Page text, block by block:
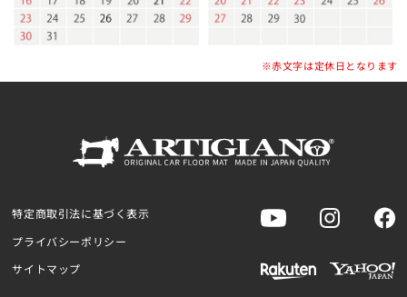
※赤文字は定休日となります
特定商取引法に基づく表示
プライバシーポリシー
サイトマップ